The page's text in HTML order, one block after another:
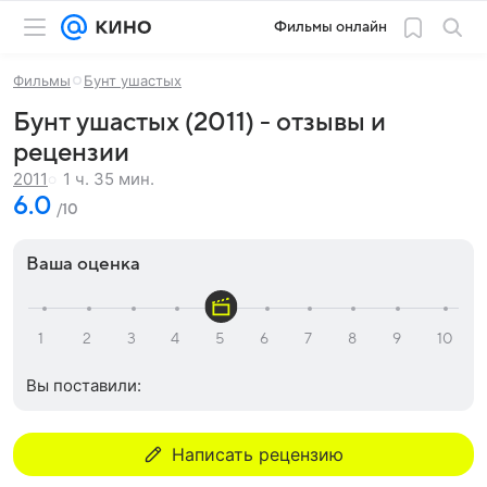
Фильмы онлайн
Фильмы Бунт ушастых
Бунт ушастых (2011) - отзывы и
рецензии
2011 1 ч. 35 мин.
6.0 /10
Ваша оценка
Вы поставили:
Написать рецензию